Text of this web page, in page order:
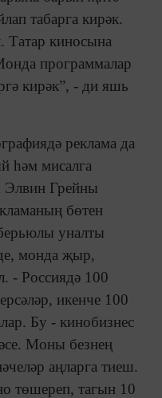
табарга кирәк.
Татар киносына
программалар
кирәк”, - ди яшь
реклама да
һәм мисалга
Элвин Грейны
бөтен
уналты
монда җыр,
- Россиядә 100
икенче 100
Бу - кинобизнес
Моны безнең
аңларга тиеш.
төшереп, тагын 10